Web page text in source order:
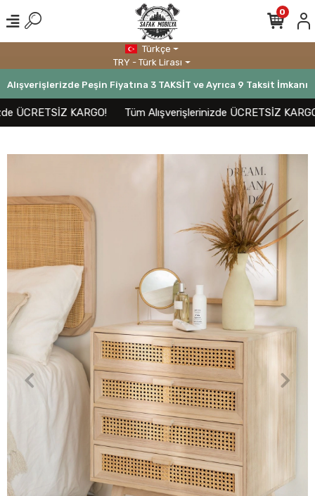
Alışverişlerizde Peşin Fiyatına 3 TAKSİT ve Ayrıca 9 Taksit İmkanı
ÜCRETSİZ KARGO! Tüm Alışverişlerinizde ÜCRETSİZ KARGO!
0
Türkçe
TRY - Türk Lirası